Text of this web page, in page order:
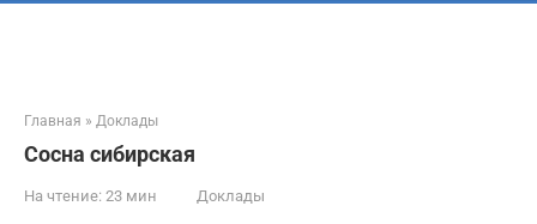
Главная » Доклады
Сосна сибирская
На чтение: 23 мин Доклады